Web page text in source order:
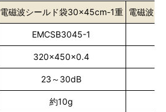
電磁波シールド袋30×45cm-1重 電磁波
EMCSB3045-1
320×450×0.4
23～30dB
約10g